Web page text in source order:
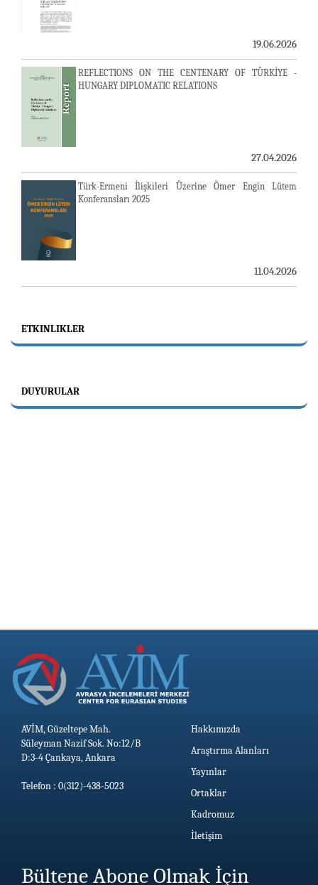
19.06.2026
REFLECTIONS ON THE CENTENARY OF TÜRKİYE -
HUNGARY DIPLOMATIC RELATIONS
27.04.2026
Türk-Ermeni İlişkileri Üzerine Ömer Engin Lütem
Konferansları 2025
11.04.2026
ETKINLIKLER
DUYURULAR
AVİM, Güzeltepe Mah.
Süleyman Nazif Sok. No:12/B
D:3-4 Çankaya, Ankara
Telefon : 0(312)-438-5023
Hakkımızda
Araştırma Alanları
Yayınlar
Ortaklar
Kadromuz
İletişim
Bültene Abone Olmak İçin